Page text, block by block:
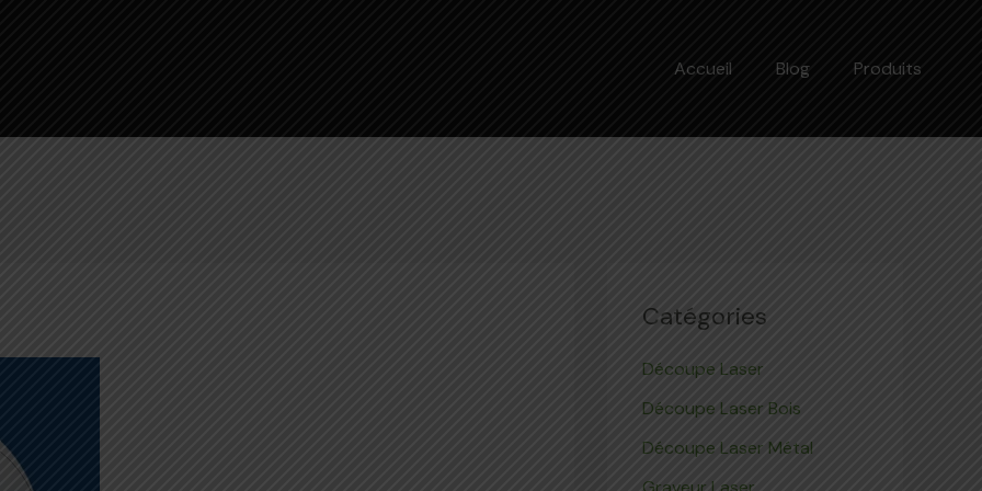
Accueil Blog Produits
Catégories
Découpe Laser
Découpe Laser Bois
Découpe Laser Métal